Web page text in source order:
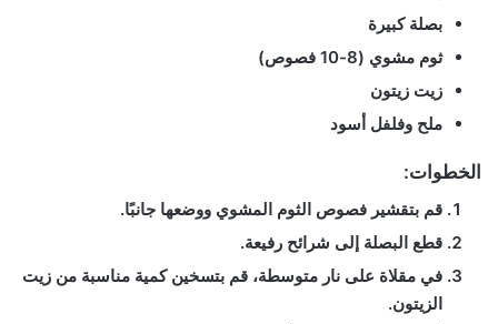
بصلة كبيرة
ثوم مشوي (8-10 فصوص)
زيت زيتون
ملح وفلفل أسود
الخطوات:
قم بتقشير فصوص الثوم المشوي ووضعها جانبًا.
قطع البصلة إلى شرائح رفيعة.
في مقلاة على نار متوسطة، قم بتسخين كمية مناسبة من زيت
الزيتون.